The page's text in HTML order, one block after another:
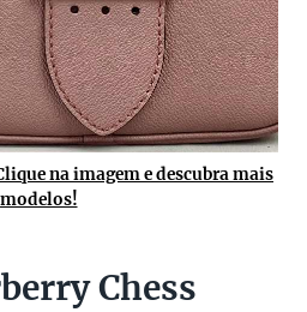
na imagem e descubra mais
modelos!
Chess